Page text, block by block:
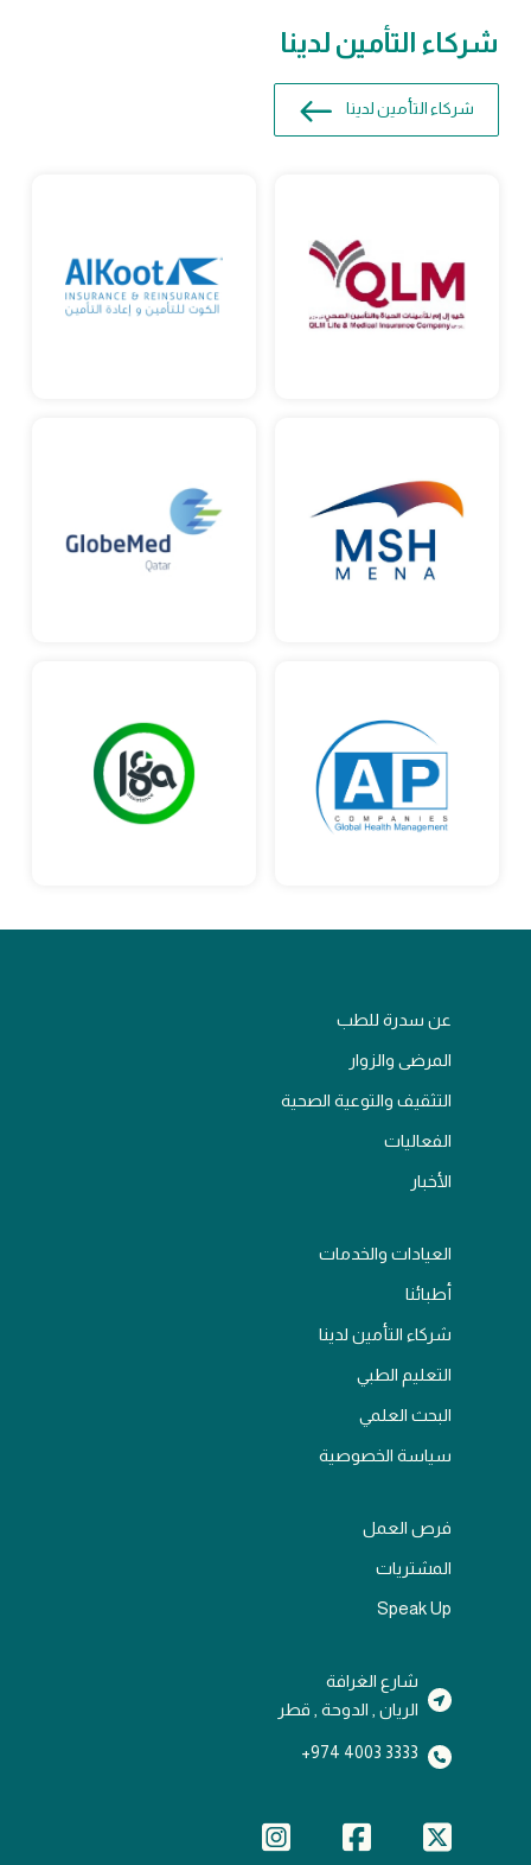
شركاء التأمين لدينا
شركاء التأمين لدينا
عن سدرة للطب
المرضى والزوار
التثقيف والتوعية الصحية
الفعاليات
الأخبار
العيادات والخدمات
أطبائنا
شركاء التأمين لدينا
التعليم الطبي
البحث العلمي
سياسة الخصوصية
فرص العمل
المشتريات
Speak Up
شارع الغرافة
الريان , الدوحة , قطر
3333 4003 974+